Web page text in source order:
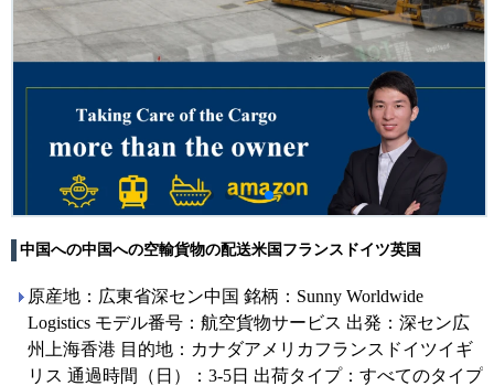
中国への中国への空輸貨物の配送米国フランスドイツ英国
原産地：広東省深セン中国 銘柄：Sunny Worldwide
Logistics モデル番号：航空貨物サービス 出発：深セン広
州上海香港 目的地：カナダアメリカフランスドイツイギ
リス 通過時間（日）：3-5日 出荷タイプ：すべてのタイプ